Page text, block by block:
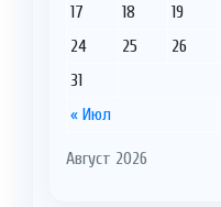
Август 2026
« Июл
17
18 19
24
25 26
31